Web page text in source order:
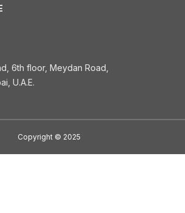
6th floor, Meydan Road,
U.A.E.
Copyright © 2025